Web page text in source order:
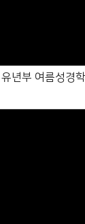
년부 여름성경